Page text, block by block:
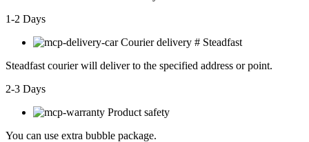
1-2 Days
Courier delivery # Steadfast
Steadfast courier will deliver to the specified address or point.
2-3 Days
Product safety
You can use extra bubble package.